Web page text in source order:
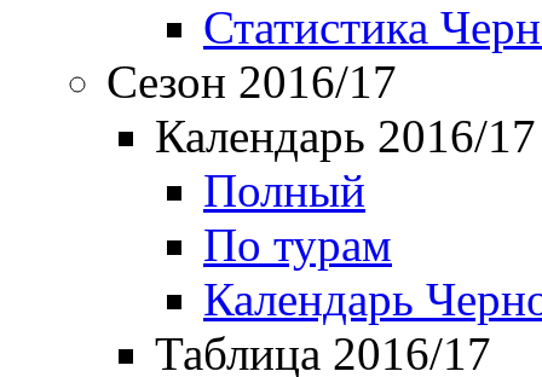
Статистика
Сезон 2016/17
Календарь 2016/17
Полный
По турам
Календарь
Таблица 2016/17